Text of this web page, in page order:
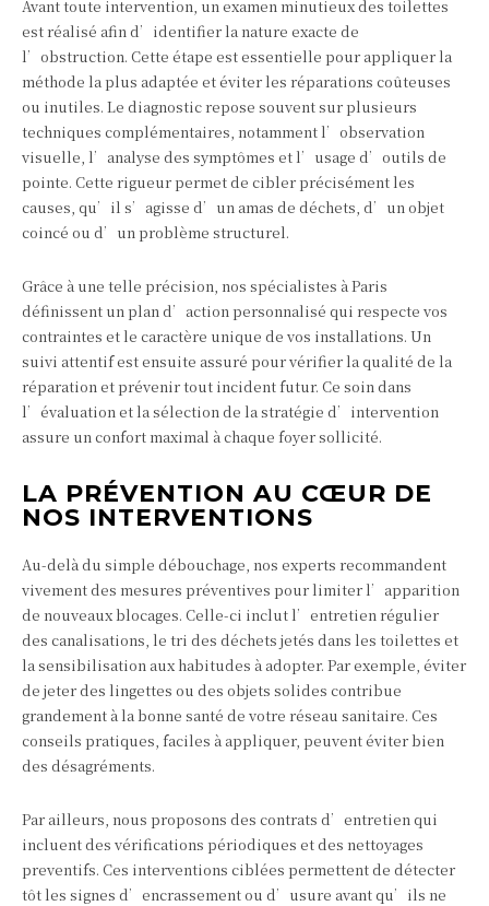
Avant toute intervention, un examen minutieux des toilettes
est réalisé afin d’identifier la nature exacte de
l’obstruction. Cette étape est essentielle pour appliquer la
méthode la plus adaptée et éviter les réparations coûteuses
ou inutiles. Le diagnostic repose souvent sur plusieurs
techniques complémentaires, notamment l’observation
visuelle, l’analyse des symptômes et l’usage d’outils de
pointe. Cette rigueur permet de cibler précisément les
causes, qu’il s’agisse d’un amas de déchets, d’un objet
coincé ou d’un problème structurel.
Grâce à une telle précision, nos spécialistes à Paris
définissent un plan d’action personnalisé qui respecte vos
contraintes et le caractère unique de vos installations. Un
suivi attentif est ensuite assuré pour vérifier la qualité de la
réparation et prévenir tout incident futur. Ce soin dans
l’évaluation et la sélection de la stratégie d’intervention
assure un confort maximal à chaque foyer sollicité.
LA PRÉVENTION AU CŒUR DE
NOS INTERVENTIONS
Au-delà du simple débouchage, nos experts recommandent
vivement des mesures préventives pour limiter l’apparition
de nouveaux blocages. Celle-ci inclut l’entretien régulier
des canalisations, le tri des déchets jetés dans les toilettes et
la sensibilisation aux habitudes à adopter. Par exemple, éviter
de jeter des lingettes ou des objets solides contribue
grandement à la bonne santé de votre réseau sanitaire. Ces
conseils pratiques, faciles à appliquer, peuvent éviter bien
des désagréments.
Par ailleurs, nous proposons des contrats d’entretien qui
incluent des vérifications périodiques et des nettoyages
preventifs. Ces interventions ciblées permettent de détecter
tôt les signes d’encrassement ou d’usure avant qu’ils ne